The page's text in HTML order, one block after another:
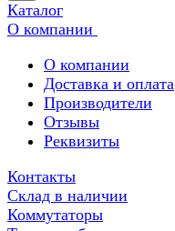
Каталог
О компании
О компании
Доставка и оплата
Производители
Отзывы
Реквизиты
Контакты
Склад в наличии
Коммутаторы